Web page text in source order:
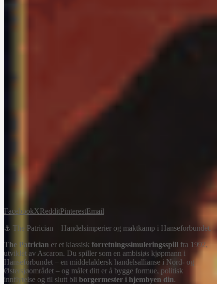
FacebookXRedditPinterestEmail
⚓ The Patrician – Handelsimperier og maktkamp i Hanseforbundet.
The Patrician er et klassisk forretningssimuleringsspill fra 1992,
utviklet av Ascaron. Du spiller som en ambisiøs kjøpmann i
Hanseforbundet – en middelaldersk handelsallianse i Nord- og
Østersjøområdet – og målet ditt er å bygge formue, politisk
innflytelse og til slutt bli borgermester i hjembyen din.